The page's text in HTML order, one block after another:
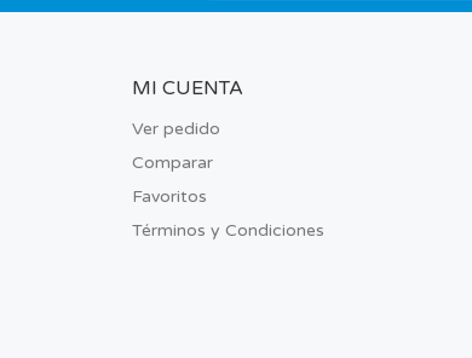
MI CUENTA
Ver pedido
Comparar
Favoritos
Términos y Condiciones